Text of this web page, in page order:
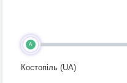
A
Костопіль (UA)